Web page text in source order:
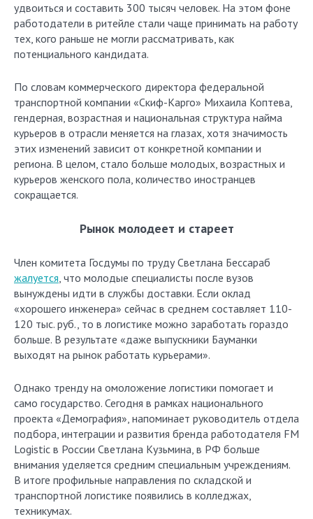
удвоиться и составить 300 тысяч человек. На этом фоне
работодатели в ритейле стали чаще принимать на работу
тех, кого раньше не могли рассматривать, как
потенциального кандидата.
По словам коммерческого директора федеральной
транспортной компании «Скиф-Карго» Михаила Коптева,
гендерная, возрастная и национальная структура найма
курьеров в отрасли меняется на глазах, хотя значимость
этих изменений зависит от конкретной компании и
региона. В целом, стало больше молодых, возрастных и
курьеров женского пола, количество иностранцев
сокращается.
Рынок молодеет и стареет
Член комитета Госдумы по труду Светлана Бессараб
жалуется, что молодые специалисты после вузов
вынуждены идти в службы доставки. Если оклад
«хорошего инженера» сейчас в среднем составляет 110-
120 тыс. руб., то в логистике можно заработать гораздо
больше. В результате «даже выпускники Бауманки
выходят на рынок работать курьерами».
Однако тренду на омоложение логистики помогает и
само государство. Сегодня в рамках национального
проекта «Демография», напоминает руководитель отдела
подбора, интеграции и развития бренда работодателя FM
Logistic в России Светлана Кузьмина, в РФ больше
внимания уделяется средним специальным учреждениям.
В итоге профильные направления по складской и
транспортной логистике появились в колледжах,
техникумах.